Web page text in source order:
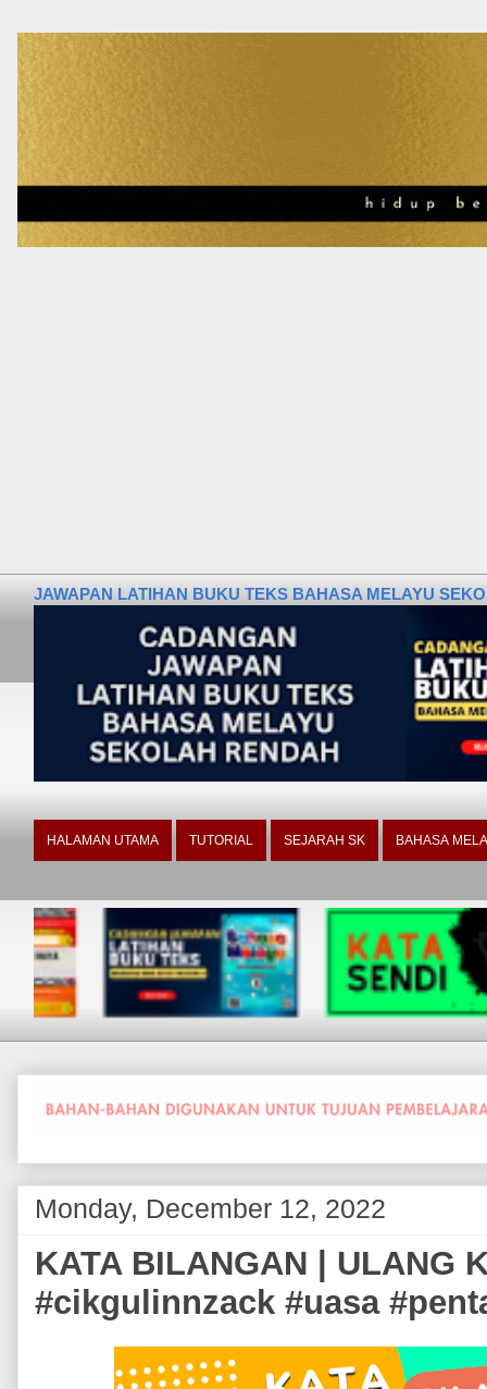
JAWAPAN LATIHAN BUKU TEKS BAHASA MELAYU
HALAMAN UTAMA TUTORIAL SEJARAH SK BAHASA
Monday, December 12, 2022
KATA BILANGAN | ULANG
#cikgulinnzack #uasa